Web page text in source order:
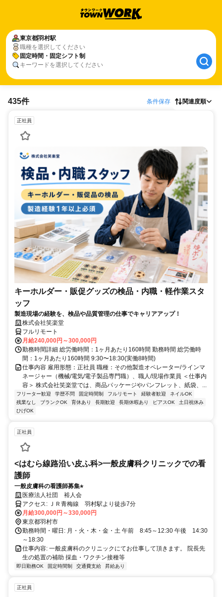
東京都羽村駅
職種を選択してください
固定時間・固定シフト制
キーワードを選択してください
435件 条件保存 関連度順
正社員
キーホルダー・販促グッズの検品・内職・軽作業スタ
ッフ
製造現場の経験を、検品や品質管理の仕事でキャリアアップ！
株式会社笑楽堂
フルリモート
月給240,000円～300,000円
勤務時間詳細 総労働時間：1ヶ月あたり160時間 勤務時間 総労働時
間：1ヶ月あたり160時間 9:30〜18:30(実働8時間)
仕事内容 雇用形態：正社員 職種：その他製造オペレーター/ラインマ
ネージャー（機械/電気/電子製品専門職）、職人/現場作業員 ＜仕事内
容＞ 株式会社笑楽堂では、商品パッケージやパンフレット、紙袋、...
フリーター歓迎 学歴不問 固定時間制 フルリモート 経験者歓迎
ネイルOK
残業なし
ブランクOK 育休あり 長期歓迎 長期休暇あり ピアスOK
土日祝休み
ひげOK
正社員
<はむら線路沿い皮ふ科>一般皮膚科クリニックでの看
護師
一般皮膚科の看護師募集⭐︎
医療法人社団 裕人会
アクセス: ＪＲ青梅線 羽村駅より徒歩7分
月給300,000円～330,000円
東京都羽村市
勤務時間・曜日: 月・火・木・金・土 午前 8:45～12:30 午後 14:30
～18:30
仕事内容: 一般皮膚科のクリニックにてお仕事して頂きます。 院長先
生の処置の補助 採血・ワクチン接種等
即日勤務OK 固定時間制 交通費支給 昇給あり
正社員